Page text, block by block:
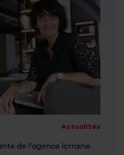
Actualités
de l’agence lorraine